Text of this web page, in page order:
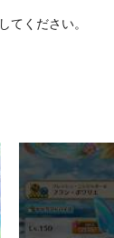
してください。